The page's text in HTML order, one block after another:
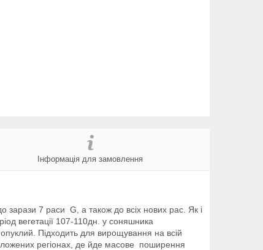
Інформація для замовлення
зарази 7 раси G, а також до всіх нових рас. Як і
вегетації 107-110дн. у соняшника
Підходить для вирощування на всій
регіонах, де йде масове поширення